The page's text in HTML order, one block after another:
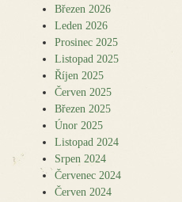
Březen 2026
Leden 2026
Prosinec 2025
Listopad 2025
Říjen 2025
Červen 2025
Březen 2025
Únor 2025
Listopad 2024
Srpen 2024
Červenec 2024
Červen 2024